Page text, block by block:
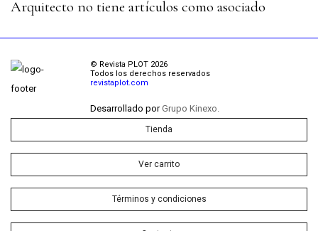
Arquitecto no tiene artículos como asociado
© Revista PLOT 2026
Todos los derechos reservados
revistaplot.com
Desarrollado porGrupo Kinexo.
Tienda
Ver carrito
Términos y condiciones